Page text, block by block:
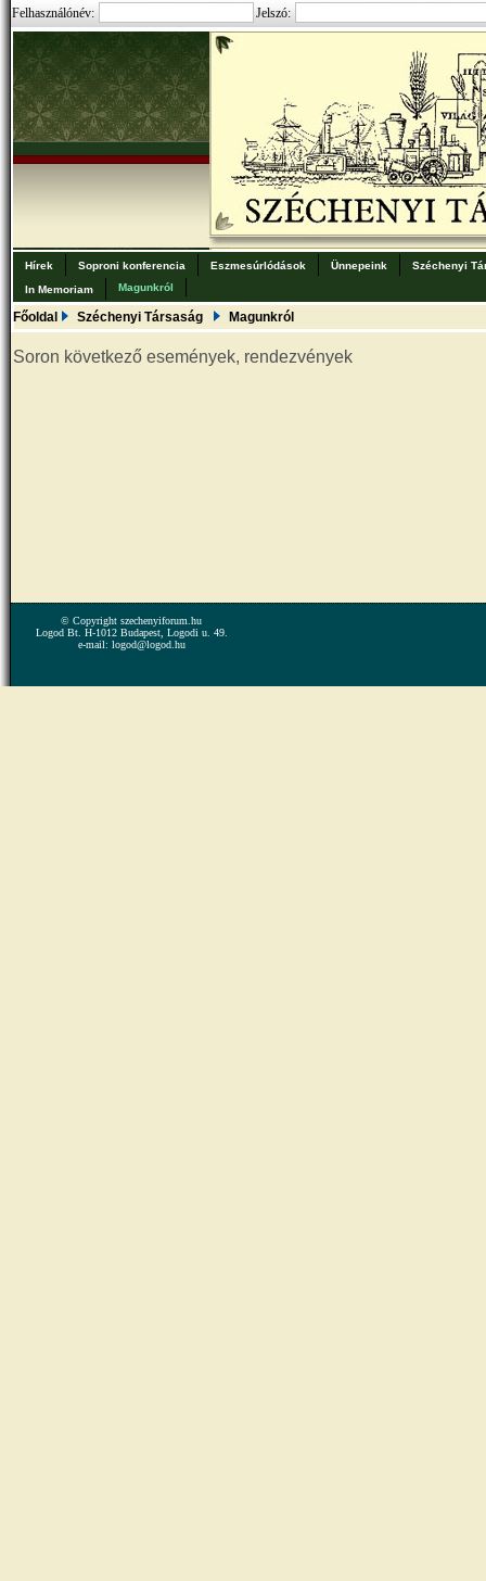
Felhasználónév: Jelszó:
Hírek Soproni konferencia Eszmesúrlódások Ünnepeink
Széchenyi
In Memoriam
Magunkról
Főoldal Széchenyi Társaság Magunkról
Soron következő események, rendezvények
© Copyright szechenyiforum.hu
Logod Bt. H-1012 Budapest, Logodi u. 49.
e-mail: logod@logod.hu